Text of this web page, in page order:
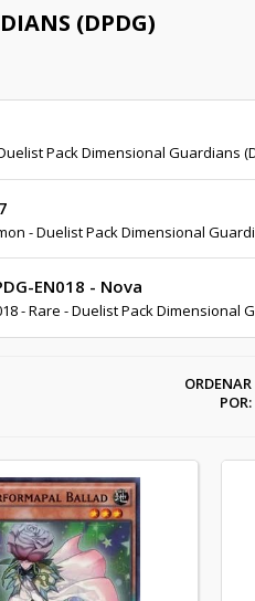
(DPDG)
Pack Dimensional Guardians
- Duelist Pack Dimensional
EN018 - Nova
- Rare - Duelist Pack Dimensional
ORDENAR
POR: